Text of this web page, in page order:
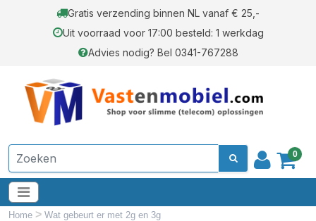
Gratis verzending binnen NL vanaf € 25,-
Uit voorraad voor 17:00 besteld: 1 werkdag
Advies nodig? Bel 0341-767288
0
Home > Wat gebeurt er met 2g en 3g